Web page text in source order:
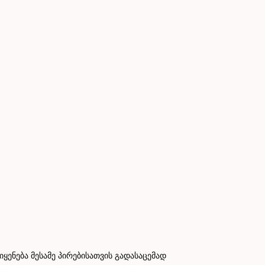
მესამე პირებისათვის გადასაცემად